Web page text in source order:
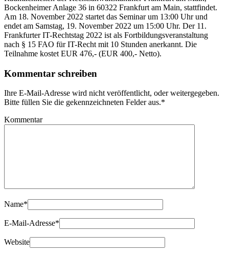
Bockenheimer Anlage 36 in 60322 Frankfurt am Main, stattfindet.
Am 18. November 2022 startet das Seminar um 13:00 Uhr und
endet am Samstag, 19. November 2022 um 15:00 Uhr. Der 11.
Frankfurter IT-Rechtstag 2022 ist als Fortbildungsveranstaltung
nach § 15 FAO für IT-Recht mit 10 Stunden anerkannt. Die
Teilnahme kostet EUR 476,- (EUR 400,- Netto).
Kommentar schreiben
Ihre E-Mail-Adresse wird nicht veröffentlicht, oder weitergegeben.
Bitte füllen Sie die gekennzeichneten Felder aus.*
Kommentar
Name*
E-Mail-Adresse*
Website